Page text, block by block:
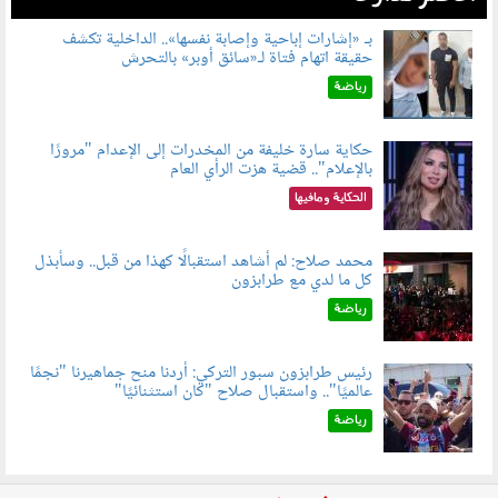
060804.jpg
بـ «إشارات إباحية وإصابة نفسها».. الداخلية تكشف
حقيقة اتهام فتاة لـ«سائق أوبر» بالتحرش
رياضة
060801.jpeg
حكاية سارة خليفة من المخدرات إلى الإعدام "مرورًا
بالإعلام".. قضية هزت الرأي العام
الحكاية ومافيها
060802.jpg
محمد صلاح: لم أشاهد استقبالًا كهذا من قبل.. وسأبذل
كل ما لدي مع طرابزون
رياضة
060803.jpg
رئيس طرابزون سبور التركي: أردنا منح جماهيرنا "نجمًا
عالميًا".. واستقبال صلاح "كان استثنائيًا"
رياضة